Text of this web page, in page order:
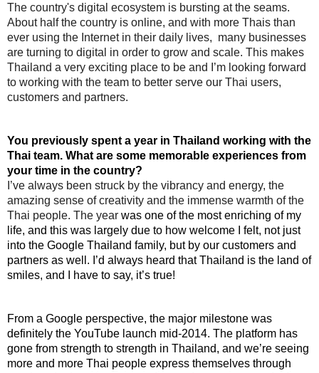
The country's digital ecosystem is bursting at the seams.
About half the country is online, and with more Thais than
ever using the Internet in their daily lives,  many businesses
are turning to digital in order to grow and scale. This makes
Thailand a very exciting place to be and I’m looking forward
to working with the team to better serve our Thai users,
customers and partners.
You previously spent a year in Thailand working with the
Thai team. What are some memorable experiences from
your time in the country?
I’ve always been struck by the vibrancy and energy, the
amazing sense of creativity and the immense warmth of the
Thai people. The year was one of the most enriching of my
life, and this was largely due to how welcome I felt, not just
into the Google Thailand family, but by our customers and
partners as well. I’d always heard that Thailand is the land of
smiles, and I have to say, it’s true!
From a Google perspective, the major milestone was
definitely the YouTube launch mid-2014. The platform has
gone from strength to strength in Thailand, and we’re seeing
more and more Thai people express themselves through